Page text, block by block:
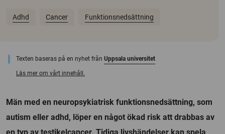
Adhd Cancer Funktionsnedsättning
Texten baseras på en nyhet från Uppsala universitet
Läs mer om vårt innehåll.
Män med en neuropsykiatrisk funktionsnedsättning, som
autism eller adhd, löper en något ökad risk att drabbas av